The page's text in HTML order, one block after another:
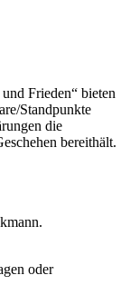
Frieden“ bieten
Standpunkte
die
bereithält.
oder